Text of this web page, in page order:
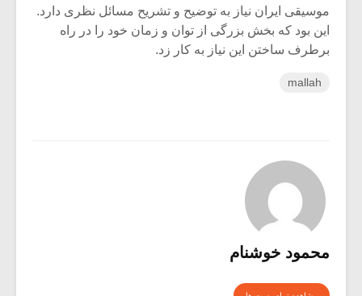
موسیقی ایران نیاز به توضیح و تشریح مسائل نظری دارد.
این بود که بخش بزرگی از توان و زمان خود را در راه
برطرف ساختن این نیاز به کار زد.
mallah
محمود خوشنام